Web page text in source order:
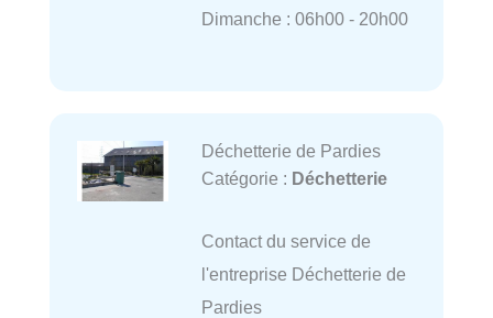
Dimanche : 06h00 - 20h00
Déchetterie de Pardies
Catégorie : Déchetterie
Contact du service de
l'entreprise Déchetterie de
Pardies